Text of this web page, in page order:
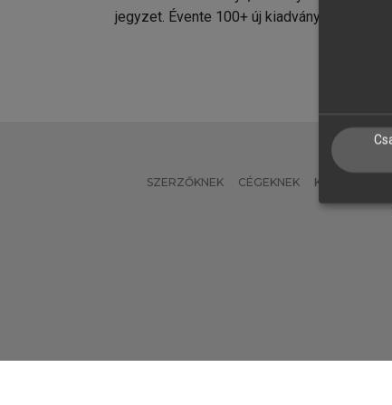
jegyzet. Évente 100+ új kiadvány.
SZERZŐKNEK CÉGEKNEK